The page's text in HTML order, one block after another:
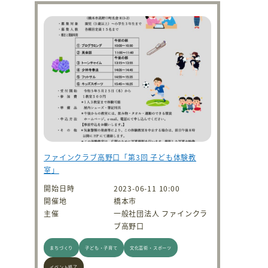
ファインクラブ高野口「第3回 子ども体験教
室」
開始日時
2023-06-11 10:00
開催地
橋本市
主催
一般社団法人 ファインクラ
ブ高野口
まちづくり 子ども・子育て 文化芸術・スポーツ
イベント終了